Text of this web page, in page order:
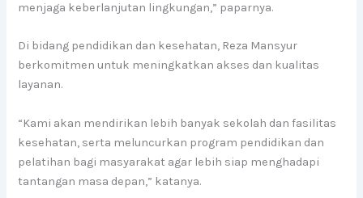
menjaga keberlanjutan lingkungan,” paparnya.
Di bidang pendidikan dan kesehatan, Reza Mansyur
berkomitmen untuk meningkatkan akses dan kualitas
layanan.
“Kami akan mendirikan lebih banyak sekolah dan fasilitas
kesehatan, serta meluncurkan program pendidikan dan
pelatihan bagi masyarakat agar lebih siap menghadapi
tantangan masa depan,” katanya.